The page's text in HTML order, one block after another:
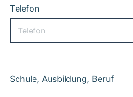
Telefon
Schule, Ausbildung, Beruf